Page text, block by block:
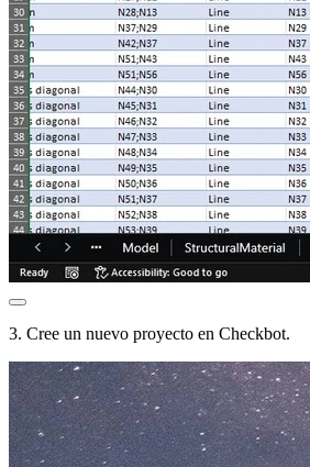
3. Cree un nuevo proyecto en Checkbot.